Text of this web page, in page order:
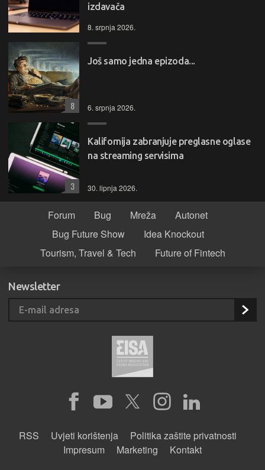
izdavača
8. srpnja 2026.
Još samo jedna epizoda...
6. srpnja 2026.
8
Kalifornija zabranjuje preglasne oglase
na streaming servisima
30. lipnja 2026.
3
Forum Bug Mreža
Autonet
Bug Future Show
Idea Knockout
Tourism, Travel & Tech
Future of Fintech
Newsletter
RSS Uvjeti korištenja
Politika zaštite privatnosti
Impresum
Marketing Kontakt